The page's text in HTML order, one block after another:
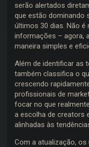
serão alertados
que estão dominando
últimos 30 dias. Não
informações – agora,
maneira simples e
Além de identificar as
também classifica o
crescendo
profissionais de
focar no que
a escolha de creators
alinhadas às
Com a atualização, os